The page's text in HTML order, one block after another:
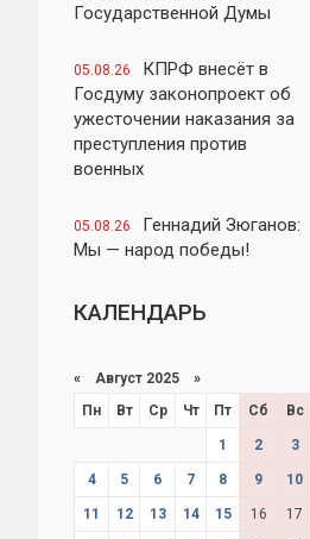
Государственной Думы
05.08.26
КПРФ внесёт в
Госдуму законопроект об
ужесточении наказания за
преступления против
военных
05.08.26
Геннадий Зюганов:
Мы — народ победы!
КАЛЕНДАРЬ
« Август 2025 »
Пн
Вт Ср Чт Пт Сб Вс
1 2 3
4 5 6 7 8 9 10
11 12 13 14 15 16 17